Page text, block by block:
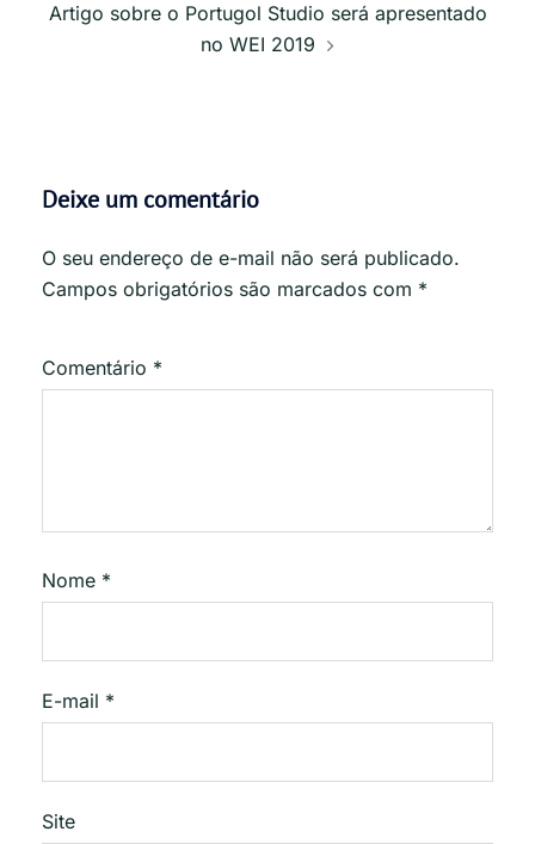
Artigo sobre o Portugol Studio será apresentado
no WEI 2019
Deixe um comentário
O seu endereço de e-mail não será publicado.
Campos obrigatórios são marcados com *
Comentário *
Nome *
E-mail *
Site